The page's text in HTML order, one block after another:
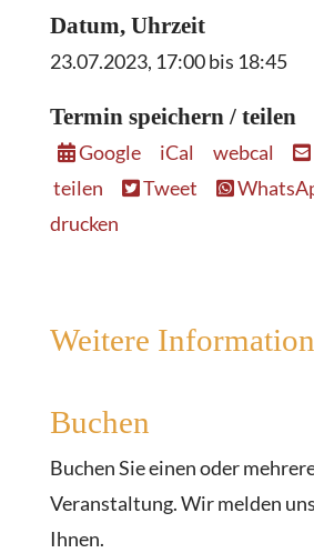
Datum, Uhrzeit
23.07.2023, 17:00 bis 18:45
Termin speichern / teilen
Google iCal webcal
teilen
Tweet
drucken
Weitere
Buchen
Buchen Sie einen oder
Veranstaltung. Wir melden
Ihnen.